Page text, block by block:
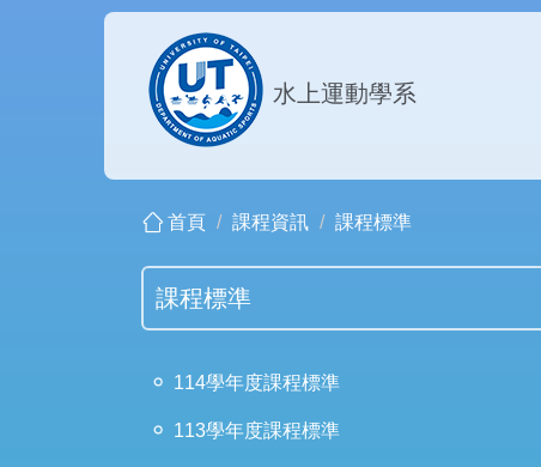
水上運動學系
首頁 課程資訊 課程標準
課程標準
114學年度課程標準
113學年度課程標準